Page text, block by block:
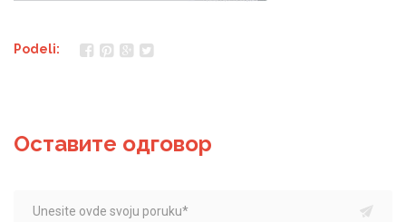
Podeli:
Оставите одговор